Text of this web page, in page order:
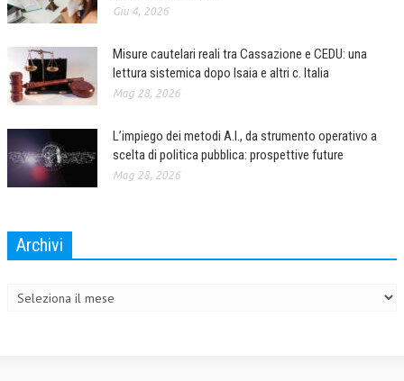
LA RIVISTA
COMITATO SCIENTIFICO
COMITATO EDITORIALE
PEER REVIEW
CODICE ETICO
COLLABORA CON NOI
Giu 4, 2026
Misure cautelari reali tra Cassazione e CEDU: una
lettura sistemica dopo Isaia e altri c. Italia
Mag 28, 2026
L’impiego dei metodi A.I., da strumento operativo a
scelta di politica pubblica: prospettive future
Mag 28, 2026
Archivi